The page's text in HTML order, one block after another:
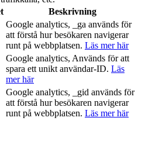
Beskrivning
Google analytics, _ga används för
att förstå hur besökaren navigerar
runt på webbplatsen. Läs mer här
Google analytics, Används för att
spara ett unikt användar-ID. Läs
mer här
Google analytics, _gid används för
att förstå hur besökaren navigerar
runt på webbplatsen. Läs mer här